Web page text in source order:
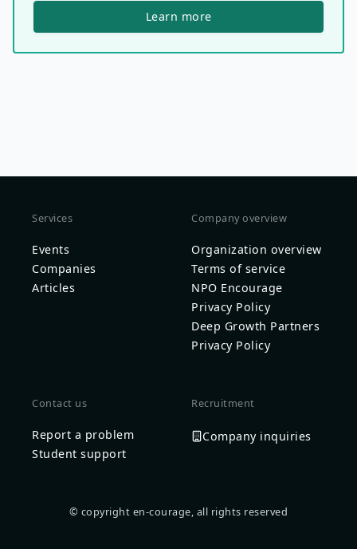
Learn more
Services
Events
Companies
Articles
Company overview
Organization overview
Terms of service
NPO Encourage
Privacy Policy
Deep Growth Partners
Privacy Policy
Contact us
Report a problem
Student support
Recruitment
Company inquiries
© copyright en-courage, all rights reserved